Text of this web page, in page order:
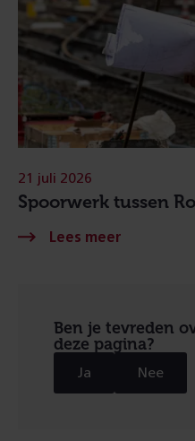
Spoorwerk tussen
21 juli 2026
Ben je tevreden
deze pagina?
Ja Nee